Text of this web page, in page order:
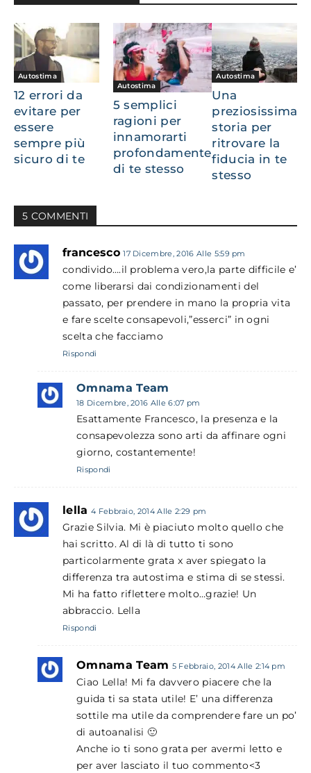
Autostima
12 errori da
evitare per
essere
sempre più
sicuro di te
Autostima
5 semplici
ragioni per
innamorarti
profondamente
di te stesso
Autostima
Una
preziosissima
storia per
ritrovare la
fiducia in te
stesso
5 COMMENTI
francesco 17 Dicembre, 2016 Alle 5:59 pm
condivido….il problema vero,la parte difficile e’
come liberarsi dai condizionamenti del
passato, per prendere in mano la propria vita
e fare scelte consapevoli,”esserci” in ogni
scelta che facciamo
Rispondi
Omnama Team
18 Dicembre, 2016 Alle 6:07 pm
Esattamente Francesco, la presenza e la
consapevolezza sono arti da affinare ogni
giorno, costantemente!
Rispondi
lella 4 Febbraio, 2014 Alle 2:29 pm
Grazie Silvia. Mi è piaciuto molto quello che
hai scritto. Al di là di tutto ti sono
particolarmente grata x aver spiegato la
differenza tra autostima e stima di se stessi.
Mi ha fatto riflettere molto…grazie! Un
abbraccio. Lella
Rispondi
Omnama Team 5 Febbraio, 2014 Alle 2:14 pm
Ciao Lella! Mi fa davvero piacere che la
guida ti sa stata utile! E’ una differenza
sottile ma utile da comprendere fare un po’
di autoanalisi 🙂
Anche io ti sono grata per avermi letto e
per aver lasciato il tuo commento<3